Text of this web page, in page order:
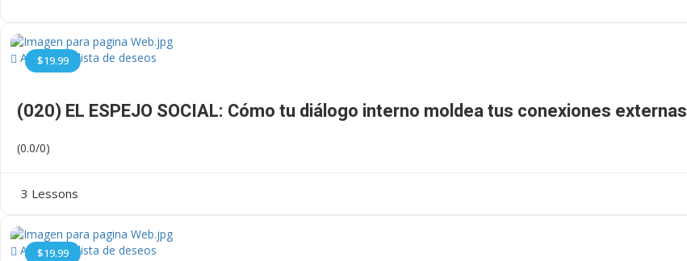
$19.99
Añadir a la lista de deseos
(020) EL ESPEJO SOCIAL: Cómo tu diálogo interno moldea tus conexiones externas
(0.0/0)
3 Lessons
$19.99
Añadir a la lista de deseos